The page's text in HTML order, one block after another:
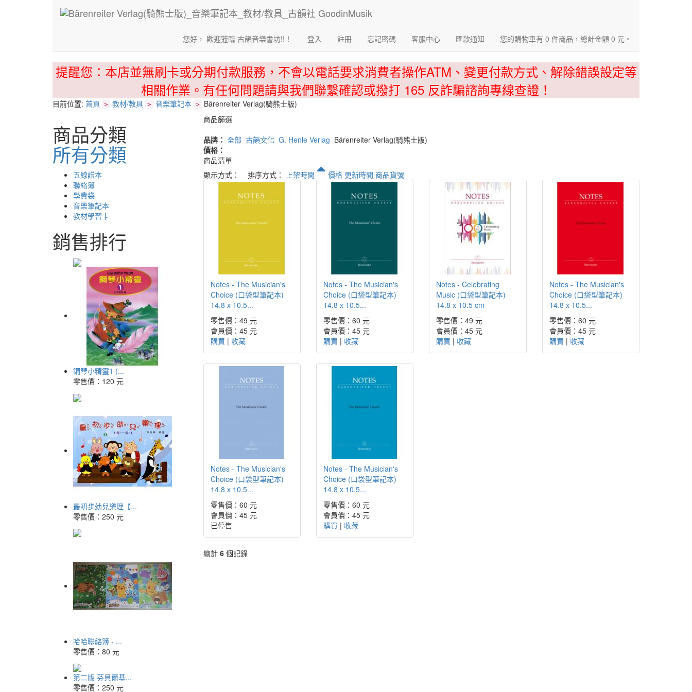
您好， 歡迎蒞臨 古韻音樂書坊!!！ 登入 註冊 忘記密碼 客服中心 匯款通知 您的購物車有 0 件商品，總計金額 0 元。
提醒您：本店並無刷卡或分期付款服務，不會以電話要求消費者操作ATM、變更付款方式、解除錯誤設定等
相關作業。有任何問題請與我們聯繫確認或撥打 165 反詐騙諮詢專線查證！
目前位置: 首頁 > 教材/教具 > 音樂筆記本 > Bärenreiter Verlag(騎熊士版)
商品分類
所有分類
五線譜本
聯絡簿
學費袋
音樂筆記本
教材學習卡
銷售排行
鋼琴小精靈1 (...
零售價： 120 元
最初步幼兒樂理【...
零售價： 250 元
哈哈聯絡簿 - ...
零售價： 80 元
第二版 芬貝爾基...
零售價： 250 元
商品篩選
品牌： 全部 古韻文化 G. Henle Verlag Bärenreiter Verlag(騎熊士版)
價格：
商品清單
顯示方式：
排序方式： 上架時間 價格 更新時間 商品貨號
Notes - The Musician's
Choice (口袋型筆記本)
14.8 x 10.5...
零售價：49 元
會員價：45 元
購買 | 收藏
Notes - The Musician's
Choice (口袋型筆記本)
14.8 x 10.5...
零售價：60 元
會員價：45 元
購買 | 收藏
Notes - Celebrating
Music (口袋型筆記本)
14.8 x 10.5 cm
零售價：49 元
會員價：45 元
購買 | 收藏
Notes - The Musician's
Choice (口袋型筆記本)
14.8 x 10.5...
零售價：60 元
會員價：45 元
購買 | 收藏
Notes - The Musician's
Choice (口袋型筆記本)
14.8 x 10.5...
零售價：60 元
會員價：45 元
已停售
Notes - The Musician's
Choice (口袋型筆記本)
14.8 x 10.5...
零售價：60 元
會員價：45 元
購買 | 收藏
總計 6個記錄